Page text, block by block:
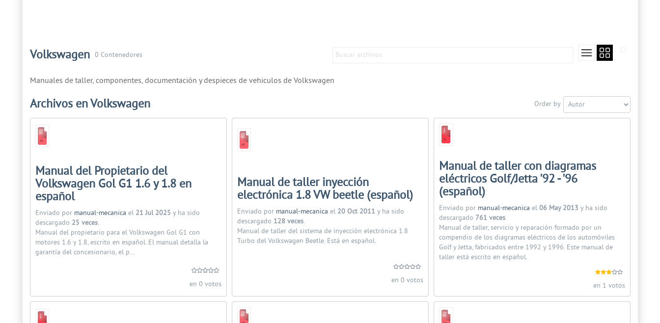
Volkswagen 0 Contenedores
Manuales de taller, componentes, documentación y despieces de vehiculos de Volkswagen
Archivos en Volkswagen Order by
Manual del Propietario del
Volkswagen Gol G1 1.6 y 1.8 en
español
Enviado por manual-mecanica el 21 Jul 2025 y ha sido
descargado 25 veces.
Manual del propietario para el Volkswagen Gol G1 con
motores 1.6 y 1.8, escrito en español. El manual detalla la
garantía del concesionario, el p...
en 0 votos
Manual de taller inyección
electrónica 1.8 VW beetle (español)
Enviado por manual-mecanica el 20 Oct 2011 y ha sido
descargado 128 veces.
Manual de taller del sistema de inyección electrónica 1.8
Turbo del Volkswagen Beetle. Está en español.
en 0 votos
Manual de taller con diagramas
eléctricos Golf/Jetta '92 - '96
(español)
Enviado por manual-mecanica el 06 May 2013 y ha sido
descargado 761 veces.
Manual de taller, servicio y reparación formado por un
compendio de los diagramas eléctricos de los automóviles
Golf y Jetta, fabricados entre 1992 y 1996. Este manual de
taller está escrito en español.
en 1 votos